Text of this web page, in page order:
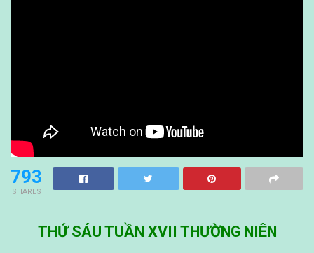
793
SHARES
THỨ SÁU TUẦN XVII THƯỜNG NIÊN